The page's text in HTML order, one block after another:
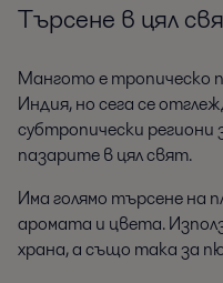
Търсене в цял
Мангото е тропическо
Индия, но сега се
субтропически
пазарите в цял свят.
Има голямо търсене на
аромата и цвета.
храна, а също така за